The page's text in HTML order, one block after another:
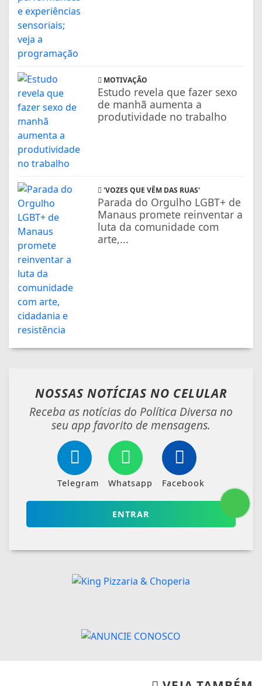
MOTIVAÇÃO
Estudo revela que fazer sexo
de manhã aumenta a
produtividade no trabalho
'VOZES QUE VÊM DAS RUAS'
Parada do Orgulho LGBT+ de
Manaus promete reinventar a
luta da comunidade com
arte,...
NOSSAS NOTÍCIAS NO CELULAR
Receba as notícias do Política Diversa no
seu app favorito de mensagens.
Telegram Whatsapp Facebook
ENTRAR